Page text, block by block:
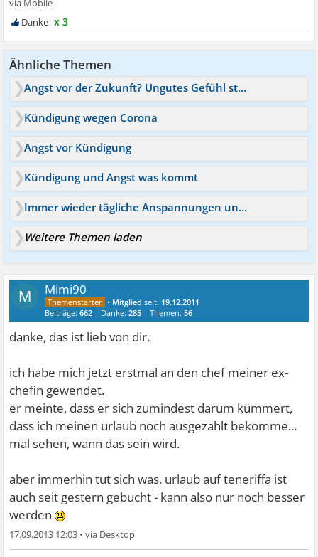
x 3
Ähnliche Themen
Angst vor der Zukunft? Ungutes Gefühl ständig
Kündigung wegen Corona
Angst vor Kündigung
Kündigung und Angst was kommt
Immer wieder tägliche Anspannungen und Symptome
Weitere Themen laden
M Mimi90
• Mitglied seit: 19.12.2011
Beiträge:662 Danke:285 Themen:56
danke, das ist lieb von dir.
ich habe mich jetzt erstmal an den chef meiner ex-
chefin gewendet.
er meinte, dass er sich zumindest darum kümmert,
dass ich meinen urlaub noch ausgezahlt bekomme...
mal sehen, wann das sein wird.
aber immerhin tut sich was. urlaub auf teneriffa ist
auch seit gestern gebucht - kann also nur noch besser
werden
17.09.2013 12:03 •